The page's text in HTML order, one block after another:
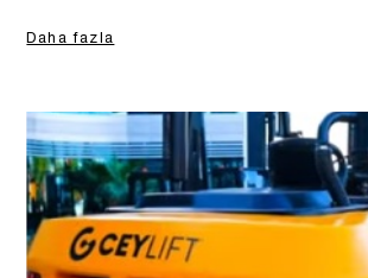
Daha fazla